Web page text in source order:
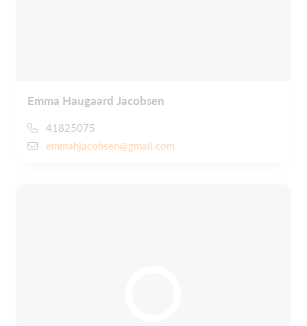
Emma Haugaard Jacobsen
41825075
emmahjacobsen@gmail.com